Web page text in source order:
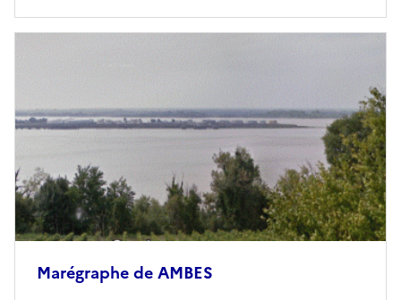
Marégraphe de AMBES